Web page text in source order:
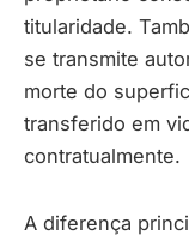
titularidade.
se transmite
morte do
transferido em
contratualmente.
A diferença